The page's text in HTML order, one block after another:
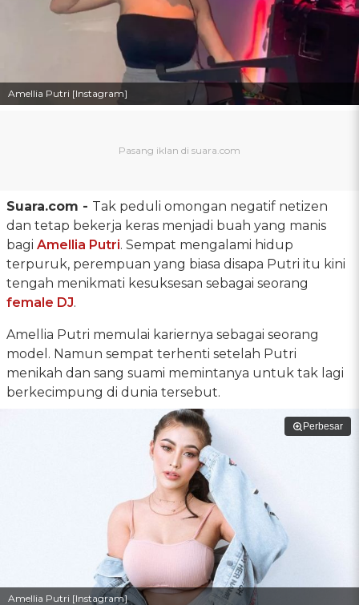
Amellia Putri [Instagram]
Suara.com - Tak peduli omongan negatif netizen
dan tetap bekerja keras menjadi buah yang manis
bagi Amellia Putri. Sempat mengalami hidup
terpuruk, perempuan yang biasa disapa Putri itu kini
tengah menikmati kesuksesan sebagai seorang
female DJ.
Amellia Putri memulai kariernya sebagai seorang
model. Namun sempat terhenti setelah Putri
menikah dan sang suami memintanya untuk tak lagi
berkecimpung di dunia tersebut.
Perbesar
Amellia Putri [Instagram]